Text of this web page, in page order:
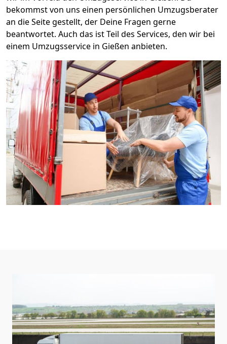
bekommst von uns einen persönlichen Umzugsberater
an die Seite gestellt, der Deine Fragen gerne
beantwortet. Auch das ist Teil des Services, den wir bei
einem Umzugsservice in Gießen anbieten.